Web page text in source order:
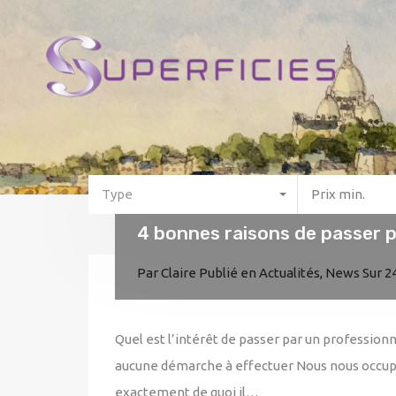
Type Prix min.
4 bonnes raisons de passer
ParClaire Publié en Actualités, News Sur
Quel est l’intérêt de passer par un
aucune démarche à effectuer Nous nous
exactement de quoi il…